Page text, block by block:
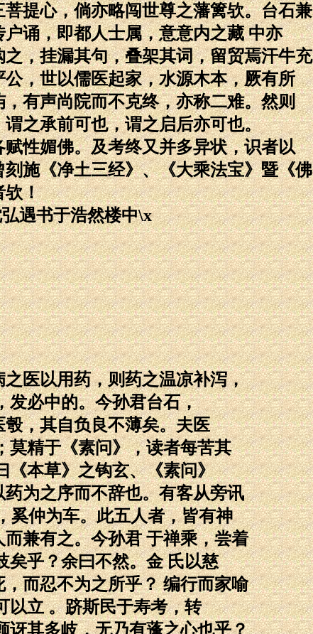
提心，倘亦略闯世尊之藩篱欤。台石兼
诵，即都人士属，意意内之藏 中亦
，挂漏其句，叠架其词，留贸焉汗牛充
，世以儒医起家，水源木本，厥有所
有声尚院而不克终，亦称二难。然则
之承前可也，谓之启后亦可也。
性媚佛。及考终又并多异状，识者以
施《净土三经》、《大乘法宝》暨《佛
欤！
遇书于浩然楼中\x
医以用药，则药之温凉补泻，
发必中的。今孙君台石，
，其自负良不薄矣。夫医
莫精于《素问》，读者每苦其
《本草》之钩玄、《素问》
为之序而不辞也。有客从旁讯
奚仲为车。此五人者，皆有神
兼有之。今孙君 于禅乘，尝着
矣乎？余曰不然。金 氏以慈
而忍不为之所乎？ 编行而家喻
以立 。跻斯民于寿考，转
讶其多岐，无乃有蓬之心也乎？